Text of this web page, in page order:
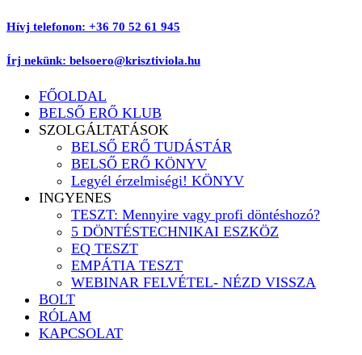
Ugrás
tartalomhoz
Hívj telefonon: +36 70 52 61 945
Írj nekünk: belsoero@krisztiviola.hu
FŐOLDAL
BELSŐ ERŐ KLUB
SZOLGÁLTATÁSOK
BELSŐ ERŐ TUDÁSTÁR
BELSŐ ERŐ KÖNYV
Legyél érzelmiségi! KÖNYV
INGYENES
TESZT: Mennyire vagy profi döntéshozó?
5 DÖNTÉSTECHNIKAI ESZKÖZ
EQ TESZT
EMPÁTIA TESZT
WEBINAR FELVÉTEL- NÉZD VISSZA
BOLT
RÓLAM
KAPCSOLAT